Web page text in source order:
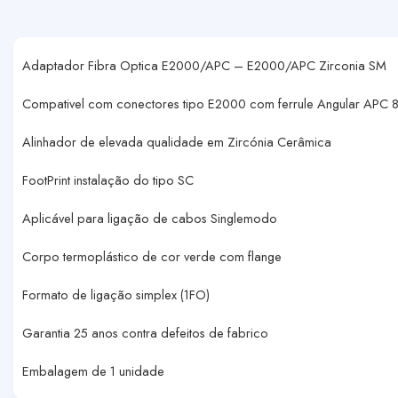
Adaptador Fibra Optica E2000/APC – E2000/APC Zirconia SM
Compativel com conectores tipo E2000 com ferrule Angular APC
Alinhador de elevada qualidade em Zircónia Cerâmica
FootPrint instalação do tipo SC
Aplicável para ligação de cabos Singlemodo
Corpo termoplástico de cor verde com flange
Formato de ligação simplex (1FO)
Garantia 25 anos contra defeitos de fabrico
Embalagem de 1 unidade